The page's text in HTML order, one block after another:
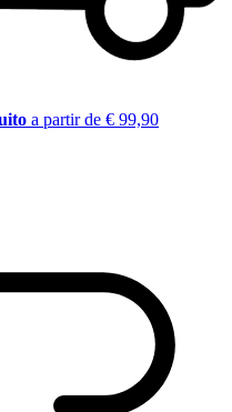
a partir de € 99,90